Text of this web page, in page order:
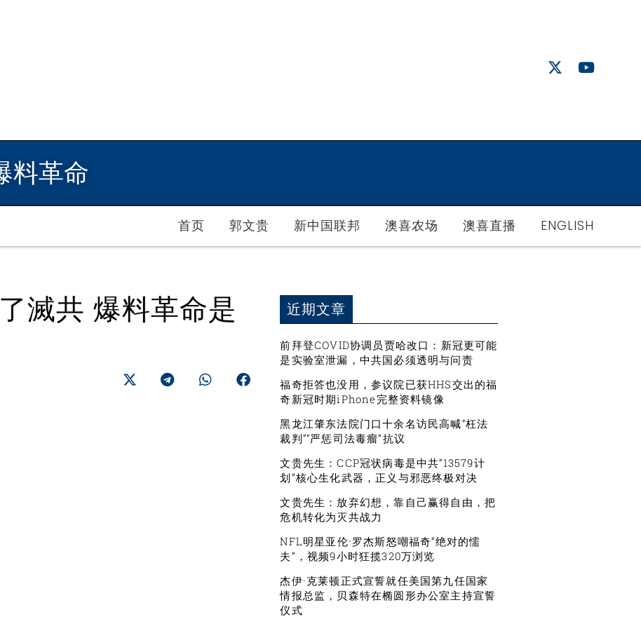
料革命
首页 郭文贵 新中国联邦 澳喜农场 澳喜直播 ENGLISH
滅共 爆料革命是
近期文章
前拜登COVID协调员贾哈改口：新冠更可能
是实验室泄漏，中共国必须透明与问责
福奇拒答也没用，参议院已获HHS交出的福
奇新冠时期iPhone完整资料镜像
黑龙江肇东法院门口十余名访民高喊“枉法
裁判”“严惩司法毒瘤”抗议
文贵先生：CCP冠状病毒是中共“13579计
划”核心生化武器，正义与邪恶终极对决
文贵先生：放弃幻想，靠自己赢得自由，把
危机转化为灭共战力
NFL明星亚伦·罗杰斯怒嘲福奇“绝对的懦
夫”，视频9小时狂揽320万浏览
杰伊·克莱顿正式宣誓就任美国第九任国家
情报总监，贝森特在椭圆形办公室主持宣誓
仪式